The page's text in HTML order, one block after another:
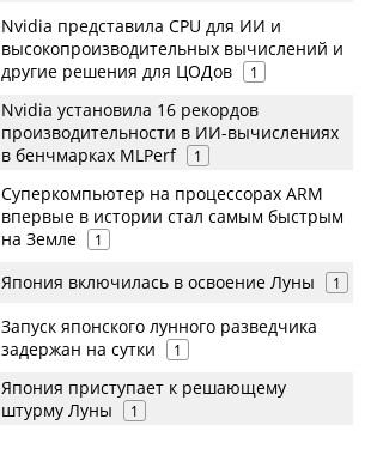
Nvidia представила CPU для ИИ и
высокопроизводительных вычислений и
другие решения для ЦОДов
1
Nvidia установила 16 рекордов
производительности в ИИ-вычислениях
в бенчмарках MLPerf
1
Суперкомпьютер на процессорах ARM
впервые в истории стал самым быстрым
на Земле
1
Япония включилась в освоение Луны 1
Запуск японского лунного разведчика
задержан на сутки
1
Япония приступает к решающему
штурму Луны
1